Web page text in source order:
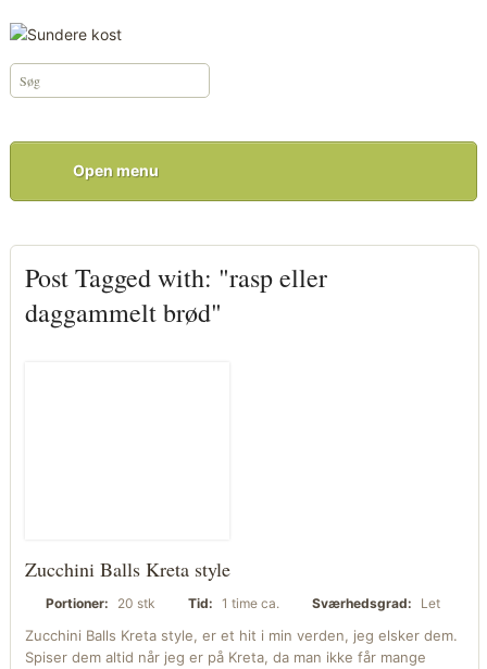
Open menu
Post Tagged with: "rasp eller
daggammelt brød"
Zucchini Balls Kreta style
Portioner: 20 stk Tid: 1 time ca. Sværhedsgrad: Let
Zucchini Balls Kreta style, er et hit i min verden, jeg elsker dem.
Spiser dem altid når jeg er på Kreta, da man ikke får mange